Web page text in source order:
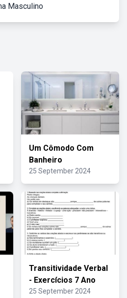
Masculino
Um Cômodo Com
Banheiro
25 September 2024
Transitividade Verbal
- Exercícios 7 Ano
25 September 2024